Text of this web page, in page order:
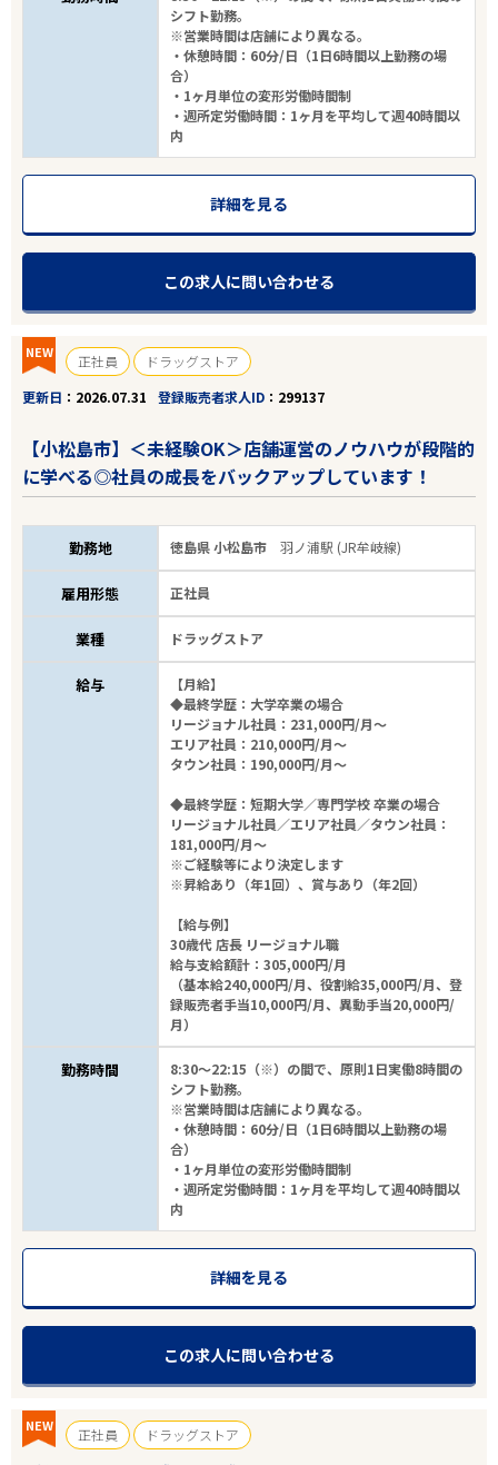
シフト勤務。
※営業時間は店舗により異なる。
・休憩時間：60分/日（1日6時間以上勤務の場
合）
・1ヶ月単位の変形労働時間制
・週所定労働時間：1ヶ月を平均して週40時間以
内
詳細を見る
この求人に問い合わせる
NEW 正社員
ドラッグストア
更新日
2026.07.31 登録販売者求人ID 299137
【小松島市】＜未経験OK＞店舗運営のノウハウが段階的
に学べる◎社員の成長をバックアップしています！
勤務地 徳島県 小松島市羽ノ浦駅 (JR牟岐線)
雇用形態 正社員
業種 ドラッグストア
給与
【月給】
◆最終学歴：大学卒業の場合
リージョナル社員：231,000円/月～
エリア社員：210,000円/月～
タウン社員：190,000円/月～
◆最終学歴：短期大学／専門学校 卒業の場合
リージョナル社員／エリア社員／タウン社員：
181,000円/月～
※ご経験等により決定します
※昇給あり（年1回）、賞与あり（年2回）
【給与例】
30歳代 店長 リージョナル職
給与支給額計：305,000円/月
（基本給240,000円/月、役割給35,000円/月、登
録販売者手当10,000円/月、異動手当20,000円/
月）
勤務時間
8:30～22:15（※）の間で、原則1日実働8時間の
シフト勤務。
※営業時間は店舗により異なる。
・休憩時間：60分/日（1日6時間以上勤務の場
合）
・1ヶ月単位の変形労働時間制
・週所定労働時間：1ヶ月を平均して週40時間以
内
詳細を見る
この求人に問い合わせる
NEW 正社員
ドラッグストア